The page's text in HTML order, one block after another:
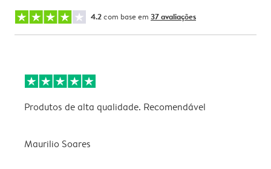
4.2com base em 37 avaliações
Produtos de alta qualidade. Recomendável
Maurilio Soares